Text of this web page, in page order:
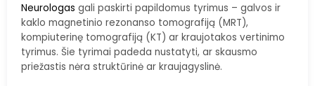
Neurologas gali paskirti papildomus tyrimus – galvos ir
kaklo magnetinio rezonanso tomografiją (MRT),
kompiuterinę tomografiją (KT) ar kraujotakos vertinimo
tyrimus. Šie tyrimai padeda nustatyti, ar skausmo
priežastis nėra struktūrinė ar kraujagyslinė.